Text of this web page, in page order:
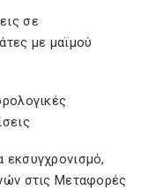
σε
με μαϊμού
στις Μεταφορές